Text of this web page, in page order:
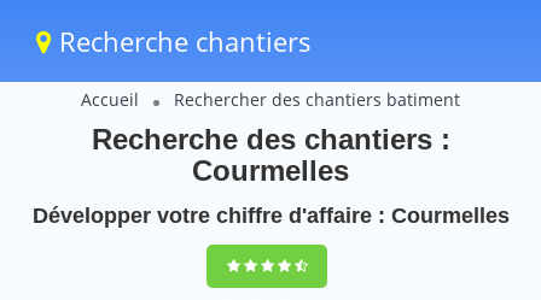
Recherche chantiers
Accueil Rechercher des chantiers batiment
Recherche des chantiers :
Courmelles
Développer votre chiffre d'affaire : Courmelles